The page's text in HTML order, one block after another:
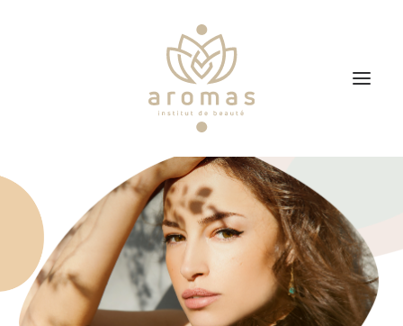
Soins
Je veux faire un bon cadeau
Plan d’accès
Prendre RDV